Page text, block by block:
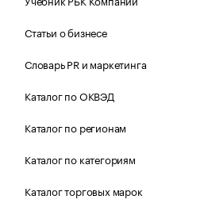
Статьи о бизнесе
Словарь PR и маркетинга
Каталог по ОКВЭД
Каталог по регионам
Каталог по категориям
Каталог торговых марок